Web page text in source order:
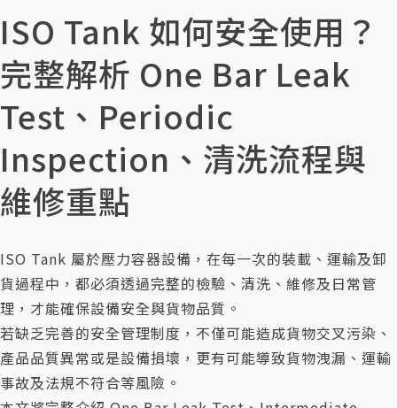
聯絡我們
ISO Tank 如何安全使用？
完整解析 One Bar Leak
Test、Periodic
Inspection、清洗流程與
維修重點
ISO Tank 屬於壓力容器設備，在每一次的裝載、運輸及卸
貨過程中，都必須透過完整的檢驗、清洗、維修及日常管
理，才能確保設備安全與貨物品質。
若缺乏完善的安全管理制度，不僅可能造成貨物交叉污染、
產品品質異常或是設備損壞，更有可能導致貨物洩漏、運輸
事故及法規不符合等風險。